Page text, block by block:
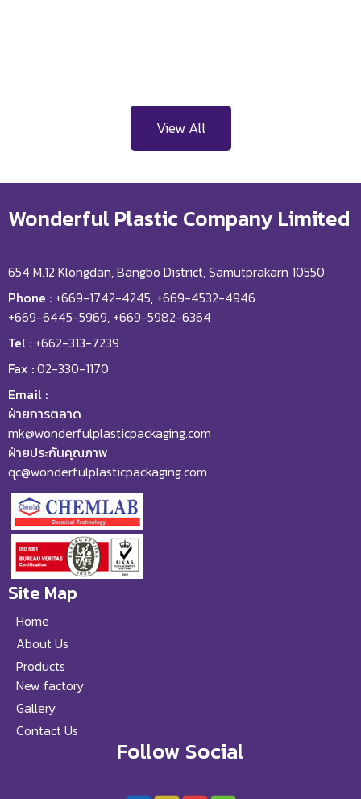
View All
Wonderful Plastic Company Limited
654 M.12 Klongdan, Bangbo District, Samutprakarn 10550
Phone : +669-1742-4245, +669-4532-4946
+669-6445-5969, +669-5982-6364
Tel : +662-313-7239
Fax :02-330-1170
Email :
ฝ่ายการตลาด
mk@wonderfulplasticpackaging.com
ฝ่ายประกันคุณภาพ
qc@wonderfulplasticpackaging.com
Site Map
Home
About Us
Products
New factory
Gallery
Contact Us
Follow Social